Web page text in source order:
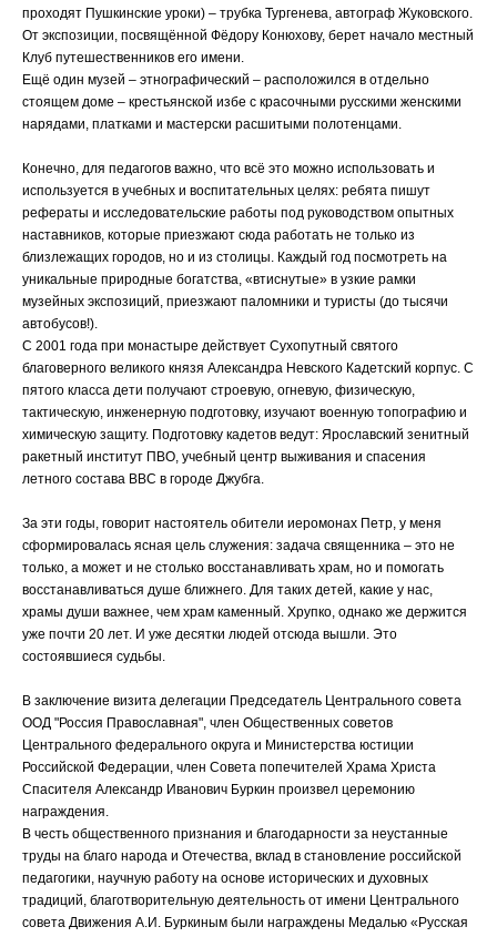
проходят Пушкинские уроки) – трубка Тургенева, автограф Жуковского.
От экспозиции, посвящённой Фёдору Конюхову, берет начало местный
Клуб путешественников его имени.
Ещё один музей – этнографический – расположился в отдельно
стоящем доме – крестьянской избе с красочными русскими женскими
нарядами, платками и мастерски расшитыми полотенцами.
Конечно, для педагогов важно, что всё это можно использовать и
используется в учебных и воспитательных целях: ребята пишут
рефераты и исследовательские работы под руководством опытных
наставников, которые приезжают сюда работать не только из
близлежащих городов, но и из столицы. Каждый год посмотреть на
уникальные природные богатства, «втиснутые» в узкие рамки
музейных экспозиций, приезжают паломники и туристы (до тысячи
автобусов!).
С 2001 года при монастыре действует Сухопутный святого
благоверного великого князя Александра Невского Кадетский корпус. С
пятого класса дети получают строевую, огневую, физическую,
тактическую, инженерную подготовку, изучают военную топографию и
химическую защиту. Подготовку кадетов ведут: Ярославский зенитный
ракетный институт ПВО, учебный центр выживания и спасения
летного состава ВВС в городе Джубга.
За эти годы, говорит настоятель обители иеромонах Петр, у меня
сформировалась ясная цель служения: задача священника – это не
только, а может и не столько восстанавливать храм, но и помогать
восстанавливаться душе ближнего. Для таких детей, какие у нас,
храмы души важнее, чем храм каменный. Хрупко, однако же держится
уже почти 20 лет. И уже десятки людей отсюда вышли. Это
состоявшиеся судьбы.
В заключение визита делегации Председатель Центрального совета
ООД "Россия Православная", член Общественных советов
Центрального федерального округа и Министерства юстиции
Российской Федерации, член Совета попечителей Храма Христа
Спасителя Александр Иванович Буркин произвел церемонию
награждения.
В честь общественного признания и благодарности за неустанные
труды на благо народа и Отечества, вклад в становление российской
педагогики, научную работу на основе исторических и духовных
традиций, благотворительную деятельность от имени Центрального
совета Движения А.И. Буркиным были награждены Медалью «Русская